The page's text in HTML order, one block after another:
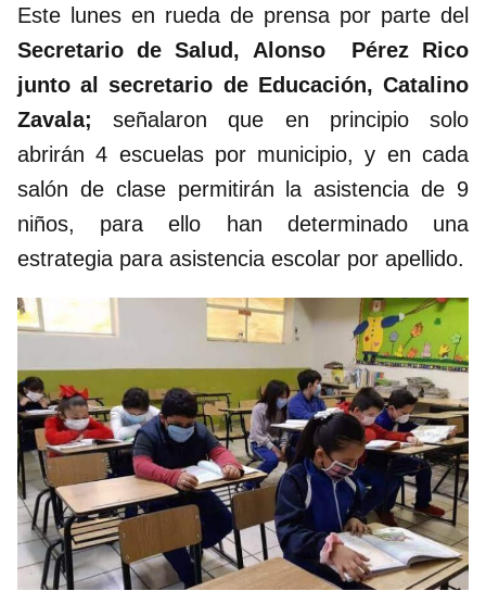
Este lunes en rueda de prensa por parte del
Secretario de Salud, Alonso Pérez Rico
junto al secretario de Educación, Catalino
Zavala; señalaron que en principio solo
abrirán 4 escuelas por municipio, y en cada
salón de clase permitirán la asistencia de 9
niños, para ello han determinado una
estrategia para asistencia escolar por apellido.